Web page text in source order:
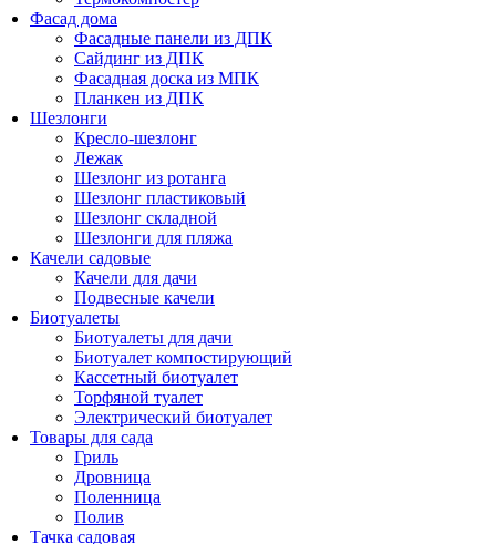
Фасад дома
Фасадные панели из ДПК
Сайдинг из ДПК
Фасадная доска из МПК
Планкен из ДПК
Шезлонги
Кресло-шезлонг
Лежак
Шезлонг из ротанга
Шезлонг пластиковый
Шезлонг складной
Шезлонги для пляжа
Качели садовые
Качели для дачи
Подвесные качели
Биотуалеты
Биотуалеты для дачи
Биотуалет компостирующий
Кассетный биотуалет
Торфяной туалет
Электрический биотуалет
Товары для сада
Гриль
Дровница
Поленница
Полив
Тачка садовая